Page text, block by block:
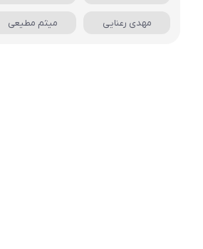
مهدی رعنایی میثم مطیعی